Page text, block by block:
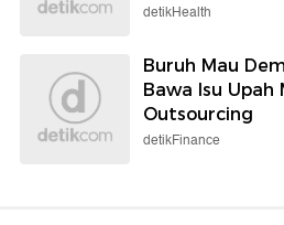
detikHealth
Buruh Mau
Bawa Isu Upah
Outsourcing
detikFinance